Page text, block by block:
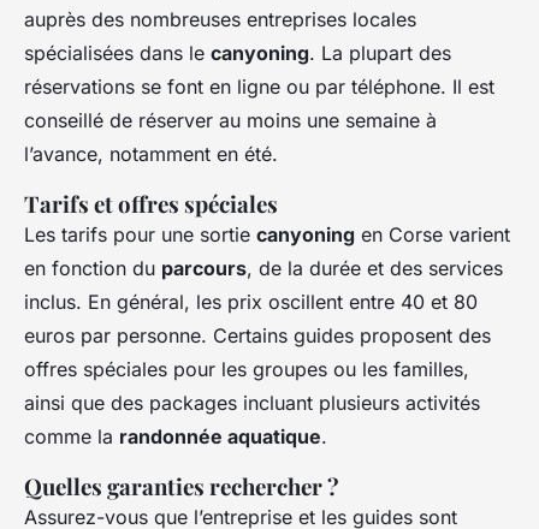
auprès des nombreuses entreprises locales
spécialisées dans le canyoning. La plupart des
réservations se font en ligne ou par téléphone. Il est
conseillé de réserver au moins une semaine à
l’avance, notamment en été.
Tarifs et offres spéciales
Les tarifs pour une sortie canyoning en Corse varient
en fonction du parcours, de la durée et des services
inclus. En général, les prix oscillent entre 40 et 80
euros par personne. Certains guides proposent des
offres spéciales pour les groupes ou les familles,
ainsi que des packages incluant plusieurs activités
comme la randonnée aquatique.
Quelles garanties rechercher ?
Assurez-vous que l’entreprise et les guides sont